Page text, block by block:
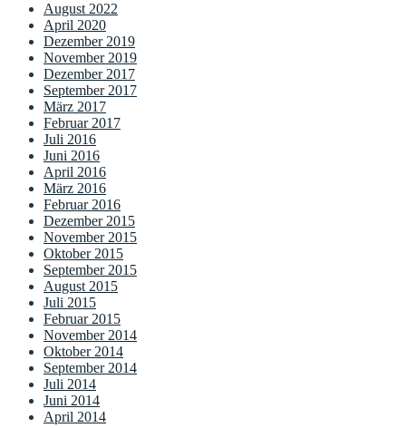
August 2022
April 2020
Dezember 2019
November 2019
Dezember 2017
September 2017
März 2017
Februar 2017
Juli 2016
Juni 2016
April 2016
März 2016
Februar 2016
Dezember 2015
November 2015
Oktober 2015
September 2015
August 2015
Juli 2015
Februar 2015
November 2014
Oktober 2014
September 2014
Juli 2014
Juni 2014
April 2014